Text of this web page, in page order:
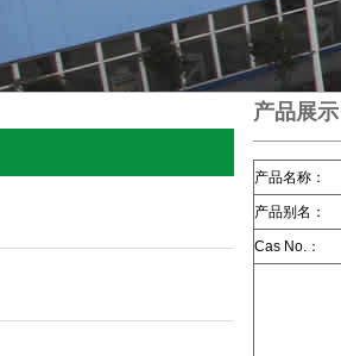
产品展示
产品名称：
产品别名：
Cas No.：